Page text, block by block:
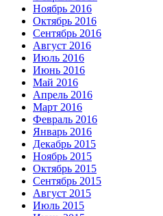
Ноябрь 2016
Октябрь 2016
Сентябрь 2016
Август 2016
Июль 2016
Июнь 2016
Май 2016
Апрель 2016
Март 2016
Февраль 2016
Январь 2016
Декабрь 2015
Ноябрь 2015
Октябрь 2015
Сентябрь 2015
Август 2015
Июль 2015